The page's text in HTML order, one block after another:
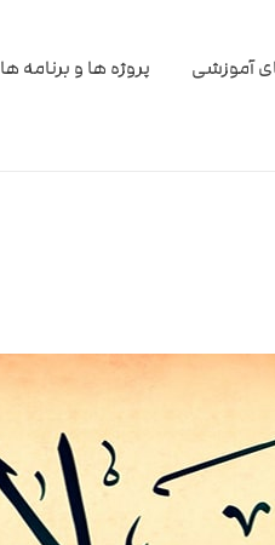
آموزشی پروژه ها و برنامه ها